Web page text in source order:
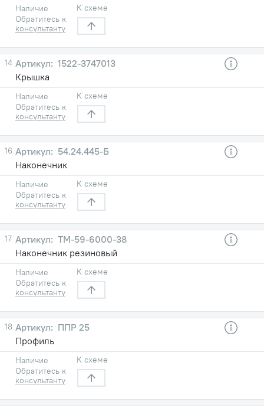
Наличие
Обратитесь к
консультанту
К схеме
14
1522-3747013
Крышка
Наличие
Обратитесь к
консультанту
К схеме
16
54.24.445-Б
Наконечник
Наличие
Обратитесь к
консультанту
К схеме
17
ТМ-59-6000-38
Наконечник резиновый
Наличие
Обратитесь к
консультанту
К схеме
18
ППР 25
Профиль
Наличие
Обратитесь к
консультанту
К схеме